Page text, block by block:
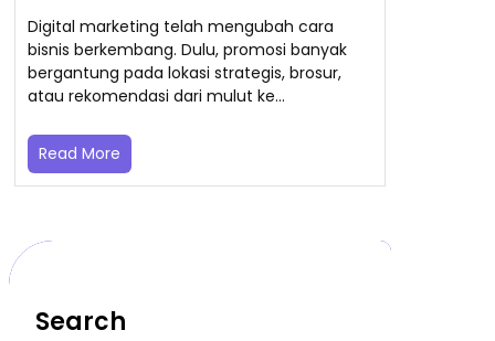
Digital marketing telah mengubah cara
bisnis berkembang. Dulu, promosi banyak
bergantung pada lokasi strategis, brosur,
atau rekomendasi dari mulut ke…
Read More
Search